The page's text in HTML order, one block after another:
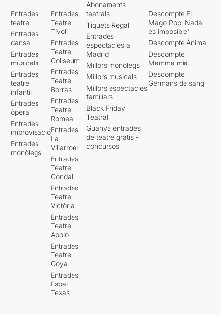
Entrades
teatre
Entrades
dansa
Entrades
musicals
Entrades
teatre
infantil
Entrades
òpera
Entrades
improvisació
Entrades
monòlegs
Entrades
Teatre
Tívoli
Entrades
Teatre
Coliseum
Entrades
Teatre
Borràs
Entrades
Teatre
Romea
Entrades
La
Villarroel
Entrades
Teatre
Condal
Entrades
Teatre
Victòria
Entrades
Teatre
Apolo
Entrades
Teatre
Goya
Entrades
Espai
Texas
Abonaments
teatrals
Tiquets Regal
Entrades
espectacles a
Madrid
Millors monòlegs
Millors musicals
Millors espectacles
familiars
Black Friday
Teatral
Guanya entrades
de teatre gratis -
concursos
Descompte El
Mago Pop 'Nada
es imposible'
Descompte Ànima
Descompte
Mamma mia
Descompte
Germans de sang